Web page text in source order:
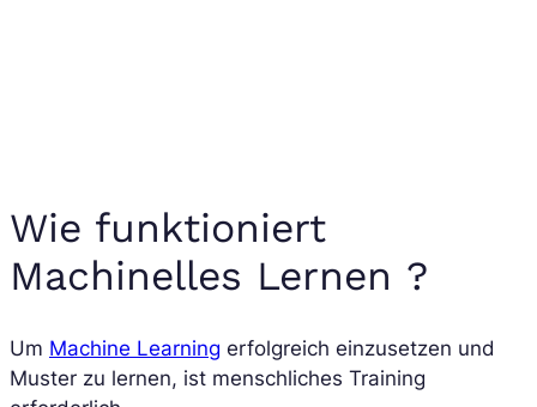
Wie funktioniert
Machinelles Lernen ?
Um Machine Learning erfolgreich einzusetzen und
Muster zu lernen, ist menschliches Training